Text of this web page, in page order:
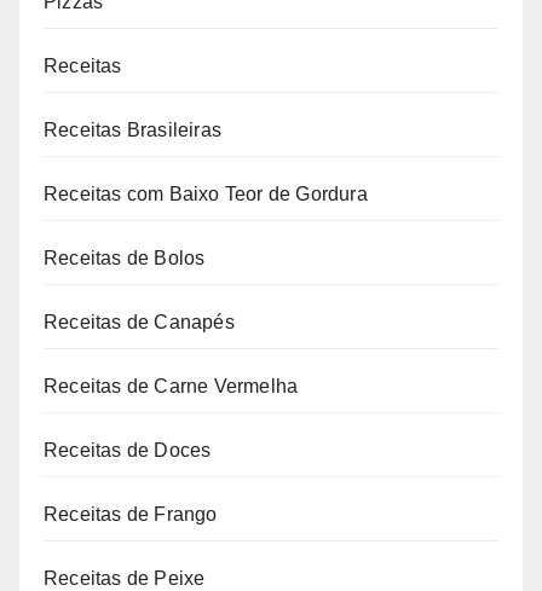
Receitas
Receitas Brasileiras
Receitas com Baixo Teor de Gordura
Receitas de Bolos
Receitas de Canapés
Receitas de Carne Vermelha
Receitas de Doces
Receitas de Frango
Receitas de Peixe